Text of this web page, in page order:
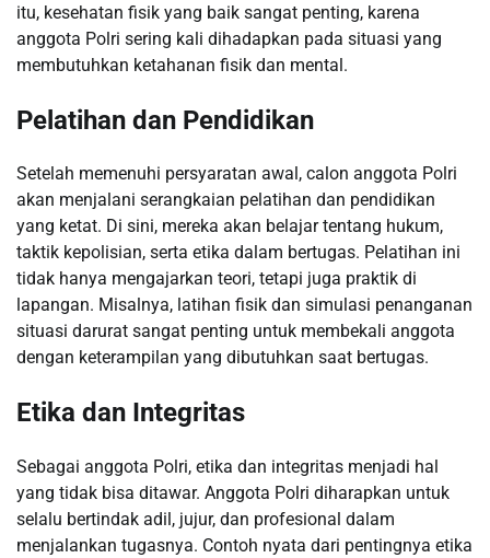
itu, kesehatan fisik yang baik sangat penting, karena
anggota Polri sering kali dihadapkan pada situasi yang
membutuhkan ketahanan fisik dan mental.
Pelatihan dan Pendidikan
Setelah memenuhi persyaratan awal, calon anggota Polri
akan menjalani serangkaian pelatihan dan pendidikan
yang ketat. Di sini, mereka akan belajar tentang hukum,
taktik kepolisian, serta etika dalam bertugas. Pelatihan ini
tidak hanya mengajarkan teori, tetapi juga praktik di
lapangan. Misalnya, latihan fisik dan simulasi penanganan
situasi darurat sangat penting untuk membekali anggota
dengan keterampilan yang dibutuhkan saat bertugas.
Etika dan Integritas
Sebagai anggota Polri, etika dan integritas menjadi hal
yang tidak bisa ditawar. Anggota Polri diharapkan untuk
selalu bertindak adil, jujur, dan profesional dalam
menjalankan tugasnya. Contoh nyata dari pentingnya etika